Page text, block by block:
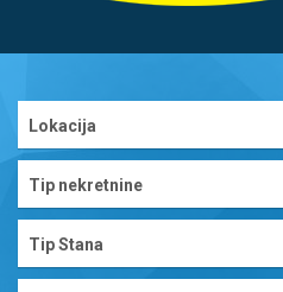
Lokacija
Tip nekretnine
Tip Stana